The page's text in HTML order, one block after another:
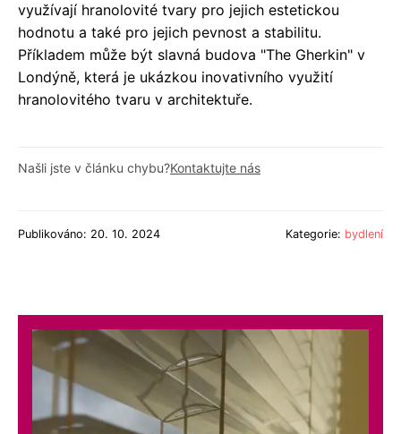
využívají hranolovité tvary pro jejich estetickou
hodnotu a také pro jejich pevnost a stabilitu.
Příkladem může být slavná budova "The Gherkin" v
Londýně, která je ukázkou inovativního využití
hranolovitého tvaru v architektuře.
Našli jste v článku chybu?Kontaktujte nás
Publikováno: 20. 10. 2024 Kategorie: bydlení